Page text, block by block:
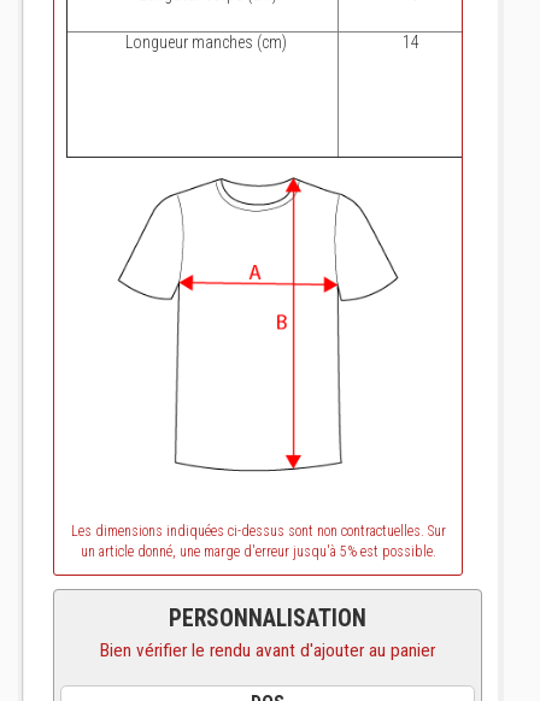
Longueur manches (cm) 14
Les dimensions indiquées ci-dessus sont non contractuelles. Sur
un article donné, une marge d'erreur jusqu'à 5% est possible.
PERSONNALISATION
Bien vérifier le rendu avant d'ajouter au panier